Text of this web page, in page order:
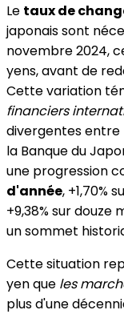
Le taux de
japonais sont
novembre 2024,
yens, avant de
Cette variation
financiers
divergentes entre
la Banque du
une progression
d'année, +1,70%
+9,38% sur douze
un sommet
Cette situation
yen que les
plus d'une